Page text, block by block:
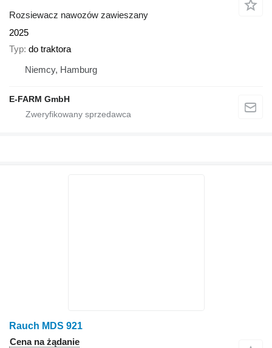
Rozsiewacz nawozów zawieszany
2025
Typ do traktora
Niemcy, Hamburg
E-FARM GmbH
Rauch MDS 921
Cena na żądanie